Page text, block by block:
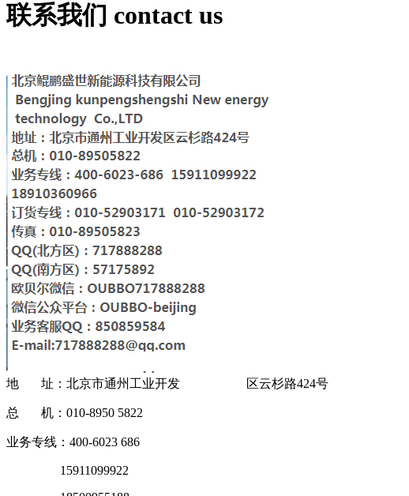
联系我们 contact us
地 址：北京市通州工业开发 区云杉路424号
总 机：010-8950 5822
业务专线：400-6023 686
15911099922